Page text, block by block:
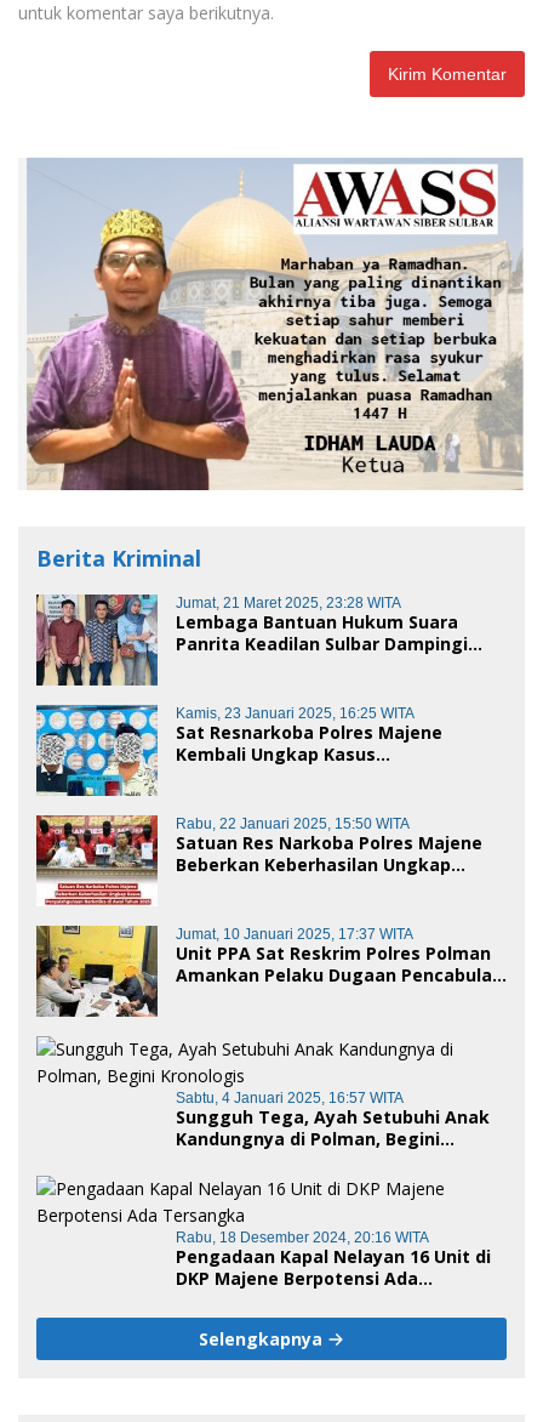
untuk komentar saya berikutnya.
Berita Kriminal
Jumat, 21 Maret 2025, 23:28 WITA
Lembaga Bantuan Hukum Suara
Panrita Keadilan Sulbar Dampingi
Polman
Kamis, 23 Januari 2025, 16:25 WITA
Sat Resnarkoba Polres Majene
Kembali Ungkap Kasus
Rabu, 22 Januari 2025, 15:50 WITA
Satuan Res Narkoba Polres Majene
Beberkan Keberhasilan Ungkap
Jumat, 10 Januari 2025, 17:37 WITA
Unit PPA Sat Reskrim Polres Polman
Amankan Pelaku Dugaan Pencabulan
Sabtu, 4 Januari 2025, 16:57 WITA
Sungguh Tega, Ayah Setubuhi Anak
Kandungnya di Polman, Begini
Rabu, 18 Desember 2024, 20:16 WITA
Pengadaan Kapal Nelayan 16 Unit di
DKP Majene Berpotensi Ada
Selengkapnya